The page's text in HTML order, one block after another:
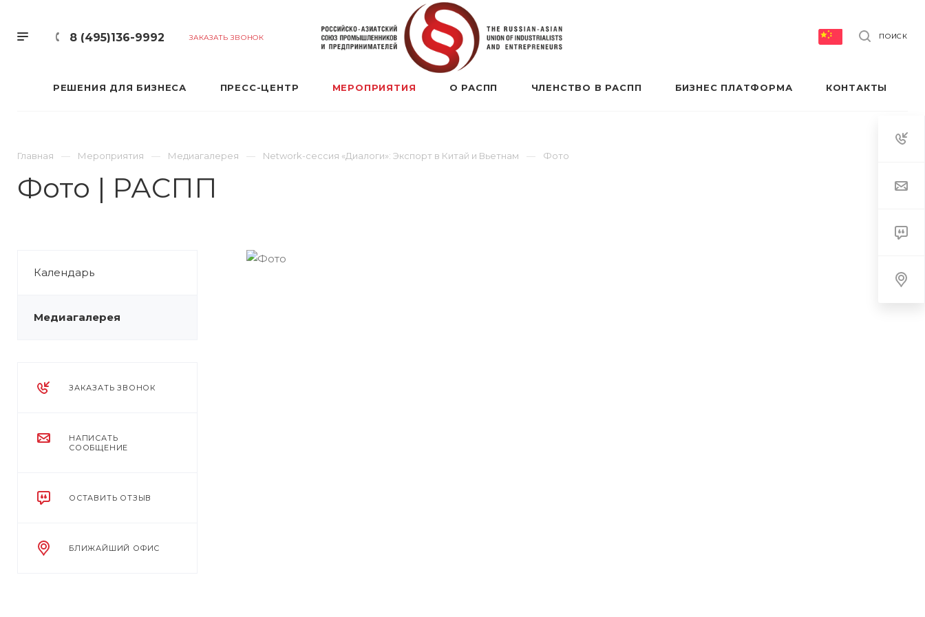
8 (495)136-9992 ЗАКАЗАТЬ ЗВОНОК ПОИСК
РЕШЕНИЯ ДЛЯ БИЗНЕСА ПРЕСС-ЦЕНТР МЕРОПРИЯТИЯ О РАСПП ЧЛЕНСТВО В РАСПП БИЗНЕС ПЛАТФОРМА КОНТАКТЫ
Главная Мероприятия Медиагалерея Network-сессия «Диалоги»: Экспорт в Китай и Вьетнам Фото
Фото | РАСПП
Календарь
Медиагалерея
ЗАКАЗАТЬ ЗВОНОК
НАПИСАТЬ
СООБЩЕНИЕ
ОСТАВИТЬ ОТЗЫВ
БЛИЖАЙШИЙ ОФИС